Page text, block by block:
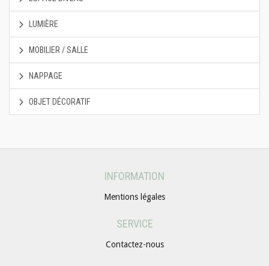
LUMIÈRE
MOBILIER / SALLE
NAPPAGE
OBJET DÉCORATIF
INFORMATION
Mentions légales
SERVICE
Contactez-nous